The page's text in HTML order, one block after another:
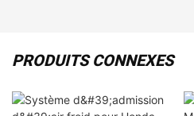
PRODUITS CONNEXES